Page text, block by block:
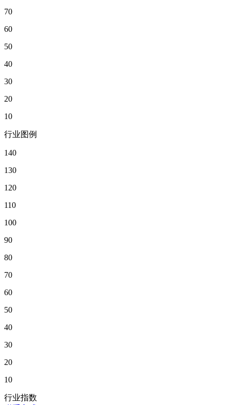
70
60
50
40
30
20
10
行业图例
140
130
120
110
100
90
80
70
60
50
40
30
20
10
行业指数